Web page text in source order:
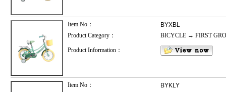
Item No：
BYXBL
Product Category：
BICYCLE → FIRST
Product Information：
Item No：
BYKLY